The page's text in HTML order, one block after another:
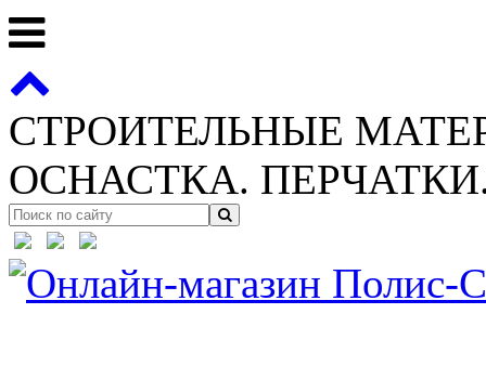
СТРОИТЕЛЬНЫЕ
ОСНАСТКА.